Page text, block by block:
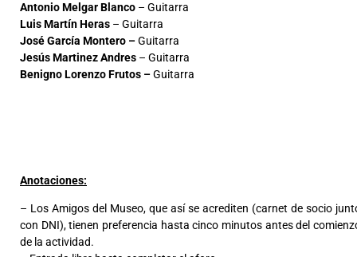
Antonio Melgar Blanco – Guitarra
Luis Martín Heras – Guitarra
José García Montero –Guitarra
Jesús Martinez Andres – Guitarra
Benigno Lorenzo Frutos –Guitarra
Anotaciones:
– Los Amigos del Museo, que así se acrediten (carnet de socio
con DNI), tienen preferencia hasta cinco minutos antes del
de la actividad.